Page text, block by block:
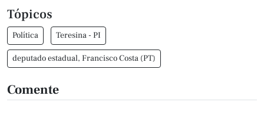
Tópicos
Política Teresina - PI
deputado estadual, Francisco Costa (PT)
Comente